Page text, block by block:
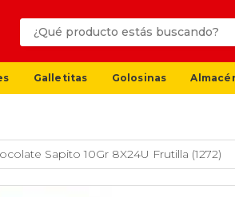
Galletitas Golosinas
Sapito 10Gr 8X24U Frutilla (1272)